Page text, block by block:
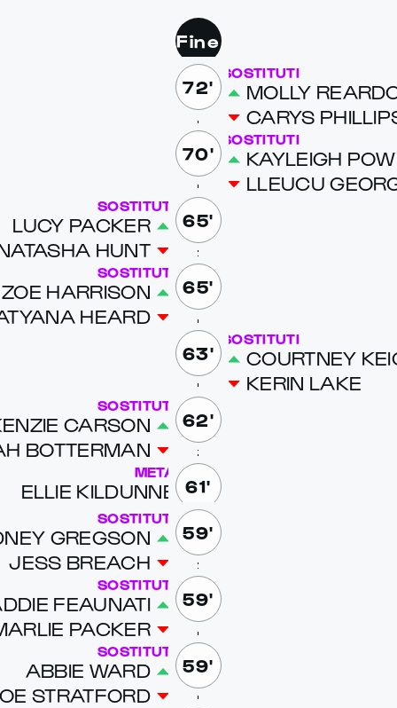
Fine
72'
SOSTITUTI
MOL­LY
CARYS
70'
SOSTITUTI
KAYLEIGH
LLEU­CU
65'
SOSTITUTI
LUCY PACK­ER
HUNT
65'
SOSTITUTI
ZOE HAR­RI­SON
HEARD
63'
SOSTITUTI
COURT­NEY
KERIN LAKE
62'
SOSTITUTI
CAR­SON
BOT­TER­MAN
61'
META
EL­LIE KIL­DUNNE
59'
SOSTITUTI
GREG­SON
JESS BREACH
59'
SOSTITUTI
FEAU­NATI
PACK­ER
59'
SOSTITUTI
AB­BIE WARD
STRAT­FORD